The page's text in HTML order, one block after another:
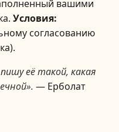
вашими
Условия:
согласованию
её такой, какая
— Ерболат